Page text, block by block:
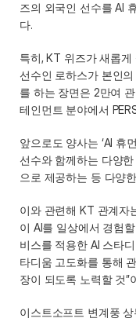
즈의 외국인 선수를 AI
다.
특히, KT 위즈가 새롭
선수인 로하스가 본인
를 하는 장면은 2만여
테인먼트 분야에서
앞으로도 양사는 ‘AI 휴
선수와 함께하는 다양
으로 제공하는 등 다양
이와 관련해 KT 관계자
이 AI를 일상에서 경험
비스를 적용한 AI 스타
타디움 고도화를 통해
장이 되도록 노력할 것”
이스트소프트 변계풍